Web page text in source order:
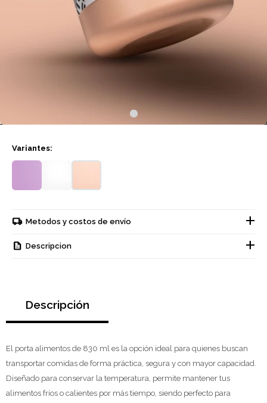
Variantes:
Metodos y costos de envío
Descripcion
Descripción
El porta alimentos de 830 ml es la opción ideal para quienes buscan
transportar comidas de forma práctica, segura y con mayor capacidad.
Diseñado para conservar la temperatura, permite mantener tus
alimentos fríos o calientes por más tiempo, siendo perfecto para